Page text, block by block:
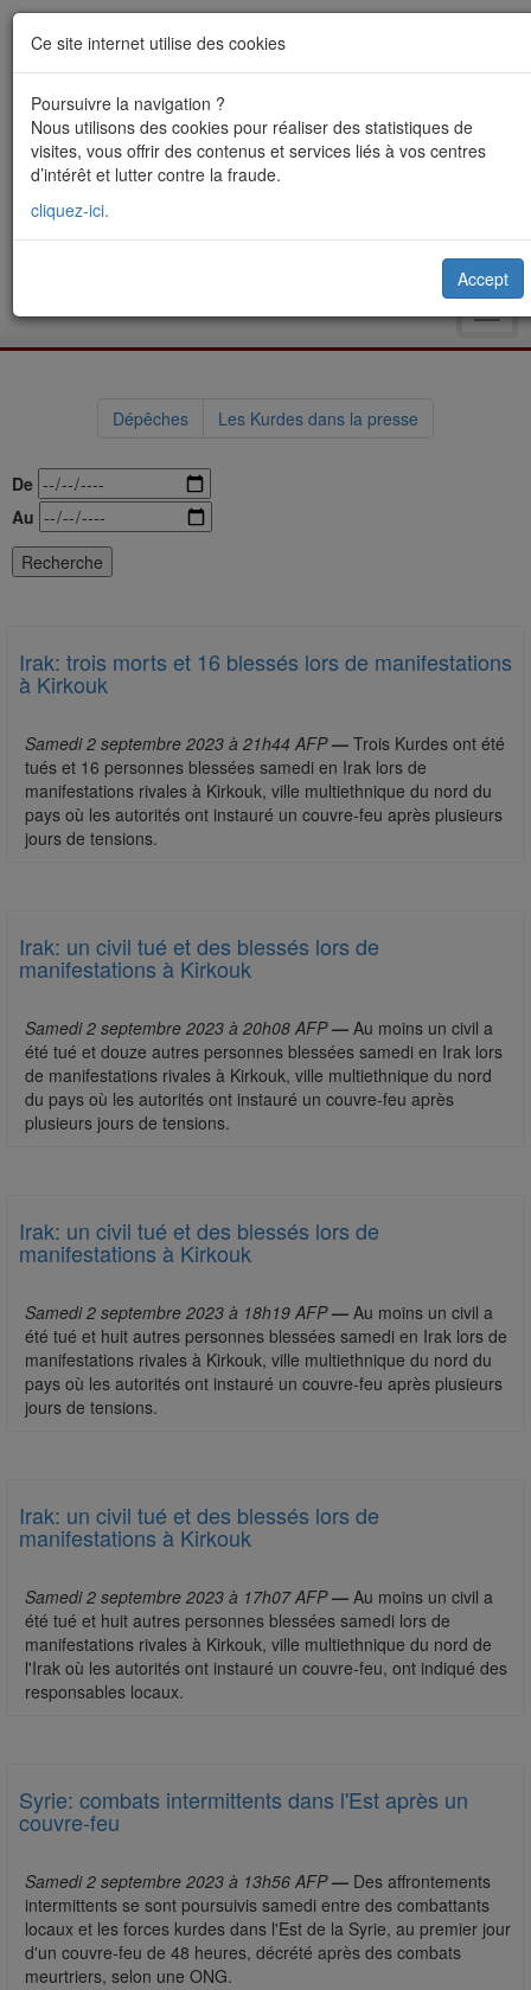
Dépêches Les Kurdes dans la presse
De
Au
Irak: trois morts et 16 blessés lors de manifestations
à Kirkouk
Samedi 2 septembre 2023 à 21h44 AFP — Trois Kurdes ont été
tués et 16 personnes blessées samedi en Irak lors de
manifestations rivales à Kirkouk, ville multiethnique du nord du
pays où les autorités ont instauré un couvre-feu après plusieurs
jours de tensions.
Irak: un civil tué et des blessés lors de
manifestations à Kirkouk
Samedi 2 septembre 2023 à 20h08 AFP — Au moins un civil a
été tué et douze autres personnes blessées samedi en Irak lors
de manifestations rivales à Kirkouk, ville multiethnique du nord
du pays où les autorités ont instauré un couvre-feu après
plusieurs jours de tensions.
Irak: un civil tué et des blessés lors de
manifestations à Kirkouk
Samedi 2 septembre 2023 à 18h19 AFP — Au moins un civil a
été tué et huit autres personnes blessées samedi en Irak lors de
manifestations rivales à Kirkouk, ville multiethnique du nord du
pays où les autorités ont instauré un couvre-feu après plusieurs
jours de tensions.
Irak: un civil tué et des blessés lors de
manifestations à Kirkouk
Samedi 2 septembre 2023 à 17h07 AFP — Au moins un civil a
été tué et huit autres personnes blessées samedi lors de
manifestations rivales à Kirkouk, ville multiethnique du nord de
l'Irak où les autorités ont instauré un couvre-feu, ont indiqué des
responsables locaux.
Syrie: combats intermittents dans l'Est après un
couvre-feu
Samedi 2 septembre 2023 à 13h56 AFP — Des affrontements
intermittents se sont poursuivis samedi entre des combattants
locaux et les forces kurdes dans l'Est de la Syrie, au premier jour
d'un couvre-feu de 48 heures, décrété après des combats
meurtriers, selon une ONG.
Ce site internet utilise des cookies
Poursuivre la navigation ?
Nous utilisons des cookies pour réaliser des statistiques de
visites, vous offrir des contenus et services liés à vos centres
d’intérêt et lutter contre la fraude.
cliquez-ici.
Accept